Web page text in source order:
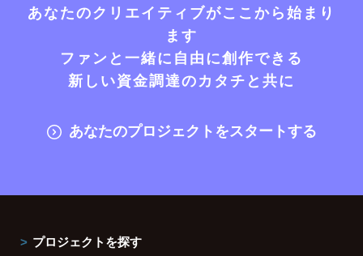
あなたのクリエイティブがここから始まり
ます
ファンと一緒に自由に創作できる
新しい資金調達のカタチと共に
あなたのプロジェクトをスタートする
プロジェクトを探す